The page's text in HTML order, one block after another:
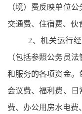
（境）费反映单位
交通费、住宿费、伙
2、机关运行
（包括参照公务员
和服务的各项资金。
会议费、福利费、日
费、办公用房水电费